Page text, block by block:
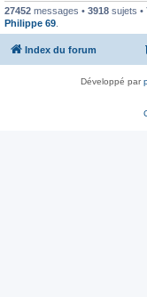
27452 messages • 3918 sujets •
Philippe 69
Index du forum
Développé par